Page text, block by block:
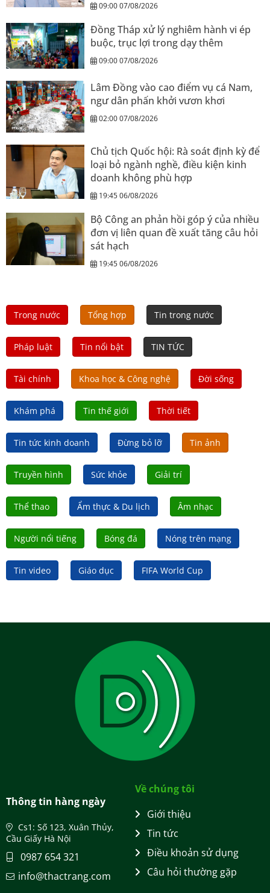
09:00 07/08/2026
Đồng Tháp xử lý nghiêm hành vi ép
buộc, trục lợi trong dạy thêm
09:00 07/08/2026
Lâm Đồng vào cao điểm vụ cá Nam,
ngư dân phấn khởi vươn khơi
02:00 07/08/2026
Chủ tịch Quốc hội: Rà soát định kỳ để
loại bỏ ngành nghề, điều kiện kinh
doanh không phù hợp
19:45 06/08/2026
Bộ Công an phản hồi góp ý của nhiều
đơn vị liên quan đề xuất tăng câu hỏi
sát hạch
19:45 06/08/2026
Trong nước Tổng hợp Tin trong nước
Pháp luật Tin nổi bật TIN TỨC
Tài chính Khoa học & Công nghệ Đời sống
Khám phá Tin thế giới Thời tiết
Tin tức kinh doanh Đừng bỏ lỡ Tin ảnh
Truyền hình Sức khỏe Giải trí
Thể thao Ẩm thực & Du lịch Âm nhạc
Người nổi tiếng Bóng đá Nóng trên mạng
Tin video Giáo dục FIFA World Cup
Thông tin hàng ngày
Cs1: Số 123, Xuân Thủy,
Cầu Giấy Hà Nội
0987 654 321
info@thactrang.com
Về chúng tôi
Giới thiệu
Tin tức
Điều khoản sử dụng
Câu hỏi thường gặp